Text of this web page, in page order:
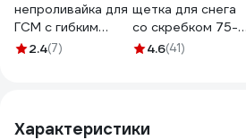
непроливайка для
ГСМ с гибким
шлангом 135 мм
2.4(7)
щетка для снега
со скребком 75-
94 см Goodyear
4.6(41)
Характеристики